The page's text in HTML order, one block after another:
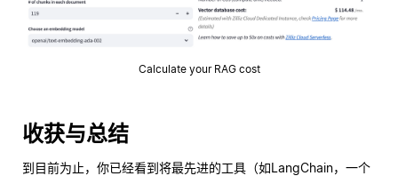
Calculate your RAG cost
收获与总结
到目前为止，你已经看到将最先进的工具（如LangChain，一个